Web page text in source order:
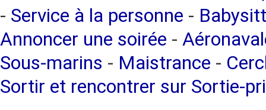
- Service à la personne -
Annoncer une soirée -
Sous-marins - Maistrance -
Sortir et rencontrer sur Sortie-